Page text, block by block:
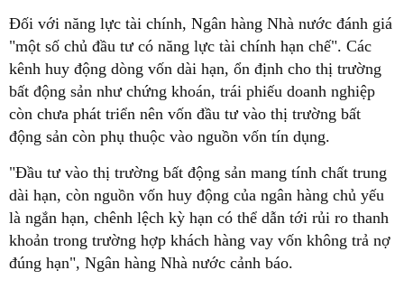
Đối với năng lực tài chính, Ngân hàng Nhà nước đánh giá
"một số chủ đầu tư có năng lực tài chính hạn chế". Các
kênh huy động dòng vốn dài hạn, ổn định cho thị trường
bất động sản như chứng khoán, trái phiếu doanh nghiệp
còn chưa phát triển nên vốn đầu tư vào thị trường bất
động sản còn phụ thuộc vào nguồn vốn tín dụng.
"Đầu tư vào thị trường bất động sản mang tính chất trung
dài hạn, còn nguồn vốn huy động của ngân hàng chủ yếu
là ngắn hạn, chênh lệch kỳ hạn có thể dẫn tới rủi ro thanh
khoản trong trường hợp khách hàng vay vốn không trả nợ
đúng hạn", Ngân hàng Nhà nước cảnh báo.